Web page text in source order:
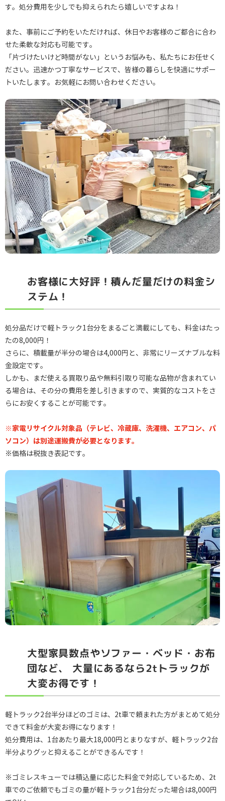
す。処分費用を少しでも抑えられたら嬉しいですよね！
また、事前にご予約をいただければ、休日やお客様のご都合に合わ
せた柔軟な対応も可能です。
「片づけたいけど時間がない」というお悩みも、私たちにお任せく
ださい。迅速かつ丁寧なサービスで、皆様の暮らしを快適にサポー
トいたします。お気軽にお問い合わせください。
お客様に大好評！積んだ量だけの料金シ
ステム！
処分品だけで軽トラック1台分をまるごと満載にしても、料金はたっ
たの8,000円！
さらに、積載量が半分の場合は4,000円と、非常にリーズナブルな料
金設定です。
しかも、まだ使える買取り品や無料引取り可能な品物が含まれてい
る場合は、その分の費用を差し引きますので、実質的なコストをさ
らにお安くすることが可能です。
※家電リサイクル対象品（テレビ、冷蔵庫、洗濯機、エアコン、パ
ソコン）は別途運搬費が必要となります。
※価格は税抜き表記です。
大型家具数点やソファー・ベッド・お布
団など、 大量にあるなら2tトラックが
大変お得です！
軽トラック2台半分ほどのゴミは、2t車で頼まれた方がまとめて処分
できて料金が大変お得になります！
処分費用は、1台あたり最大18,000円とまりなすが、軽トラック2台
半分よりグッと抑えることができるんです！
※ゴミレスキューでは積込量に応じた料金で対応しているため、2t
車でのご依頼でもゴミの量が軽トラック1台分だった場合は8,000円